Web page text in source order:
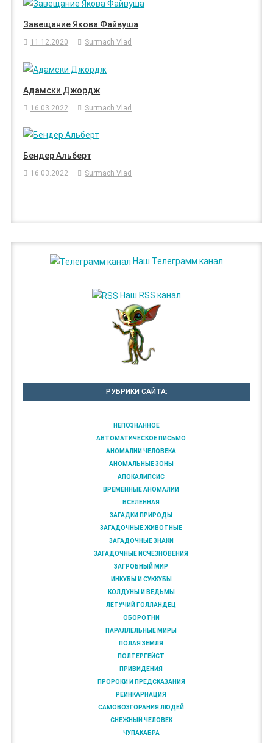
Завещание Якова Файвуша
11.12.2020 Surmach Vlad
Адамски Джордж
16.03.2022 Surmach Vlad
Бендер Альберт
16.03.2022 Surmach Vlad
Наш Телеграмм канал
Наш RSS канал
РУБРИКИ САЙТА:
НЕПОЗНАННОЕ
АВТОМАТИЧЕСКОЕ ПИСЬМО
АНОМАЛИИ ЧЕЛОВЕКА
АНОМАЛЬНЫЕ ЗОНЫ
АПОКАЛИПСИС
ВРЕМЕННЫЕ АНОМАЛИИ
ВСЕЛЕННАЯ
ЗАГАДКИ ПРИРОДЫ
ЗАГАДОЧНЫЕ ЖИВОТНЫЕ
ЗАГАДОЧНЫЕ ЗНАКИ
ЗАГАДОЧНЫЕ ИСЧЕЗНОВЕНИЯ
ЗАГРОБНЫЙ МИР
ИНКУБЫ И СУККУБЫ
КОЛДУНЫ И ВЕДЬМЫ
ЛЕТУЧИЙ ГОЛЛАНДЕЦ
ОБОРОТНИ
ПАРАЛЛЕЛЬНЫЕ МИРЫ
ПОЛАЯ ЗЕМЛЯ
ПОЛТЕРГЕЙСТ
ПРИВИДЕНИЯ
ПРОРОКИ И ПРЕДСКАЗАНИЯ
РЕИНКАРНАЦИЯ
САМОВОЗГОРАНИЯ ЛЮДЕЙ
СНЕЖНЫЙ ЧЕЛОВЕК
ЧУПАКАБРА